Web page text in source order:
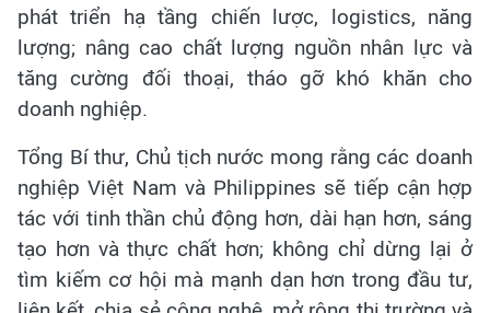
phát triển hạ tầng chiến lược, logistics, năng
lượng; nâng cao chất lượng nguồn nhân lực và
tăng cường đối thoại, tháo gỡ khó khăn cho
doanh nghiệp.
Tổng Bí thư, Chủ tịch nước mong rằng các doanh
nghiệp Việt Nam và Philippines sẽ tiếp cận hợp
tác với tinh thần chủ động hơn, dài hạn hơn, sáng
tạo hơn và thực chất hơn; không chỉ dừng lại ở
tìm kiếm cơ hội mà mạnh dạn hơn trong đầu tư,